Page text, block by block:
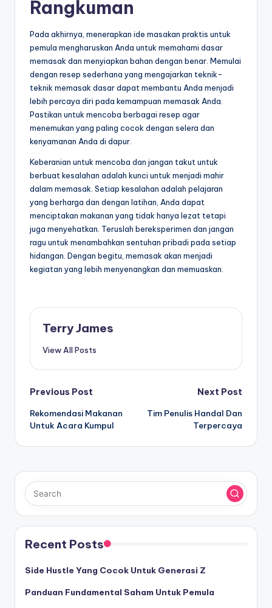
Rangkuman
Pada akhirnya, menerapkan ide masakan praktis untuk
pemula mengharuskan Anda untuk memahami dasar
memasak dan menyiapkan bahan dengan benar. Memulai
dengan resep sederhana yang mengajarkan teknik-
teknik memasak dasar dapat membantu Anda menjadi
lebih percaya diri pada kemampuan memasak Anda.
Pastikan untuk mencoba berbagai resep agar
menemukan yang paling cocok dengan selera dan
kenyamanan Anda di dapur.
Keberanian untuk mencoba dan jangan takut untuk
berbuat kesalahan adalah kunci untuk menjadi mahir
dalam memasak. Setiap kesalahan adalah pelajaran
yang berharga dan dengan latihan, Anda dapat
menciptakan makanan yang tidak hanya lezat tetapi
juga menyehatkan. Teruslah bereksperimen dan jangan
ragu untuk menambahkan sentuhan pribadi pada setiap
hidangan. Dengan begitu, memasak akan menjadi
kegiatan yang lebih menyenangkan dan memuaskan.
Terry James
View All Posts
Post
navigation
Previous Post
Rekomendasi Makanan
Untuk Acara Kumpul
Next Post
Tim Penulis Handal Dan
Terpercaya
Recent Posts
Side Hustle Yang Cocok Untuk Generasi Z
Panduan Fundamental Saham Untuk Pemula